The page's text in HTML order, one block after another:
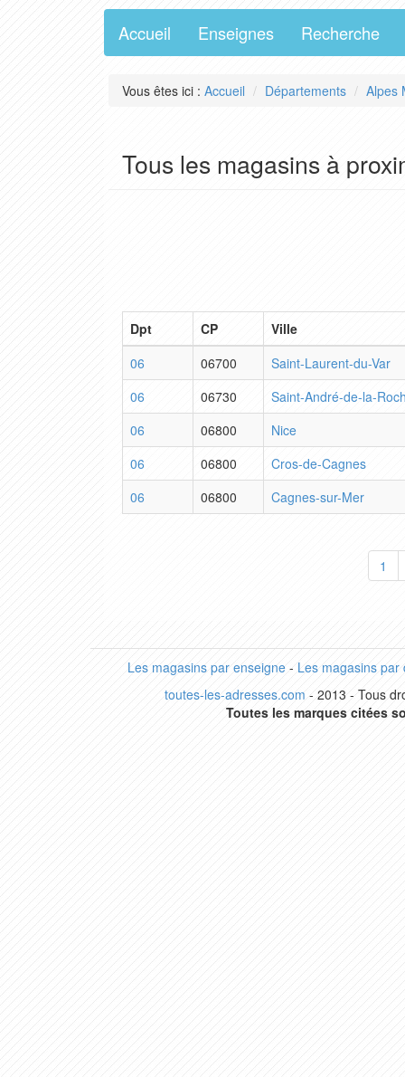
Accueil Enseignes Recherche
Vous êtes ici : Accueil Départements Alpes
Tous les magasins à
Dpt CP
Ville
06
06700
Saint-Laurent-du-Var
06
06730
Saint-André-de-la-
06
06800
Nice
06
06800
Cros-de-Cagnes
06
06800 Cagnes-sur-Mer
1
Les magasins par enseigne- Les magasins par
toutes-les-adresses.com - 2013 - Tous
Toutes les marques citées